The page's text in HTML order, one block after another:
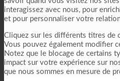
interagissez avec nous, pour
et pour personnaliser votre
Cliquez sur les différents titres de
Vous pouvez également modifier
Notez que le blocage de certains
impact sur votre expérience sur
que nous sommes en mesure de